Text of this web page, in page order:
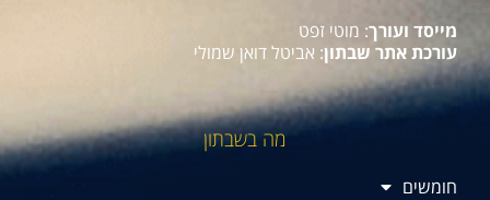
מייסד ועורך: מוטי זפט
עורכת אתר שבתון: אביטל דואן שמולי
מה בשבתון
חומשים